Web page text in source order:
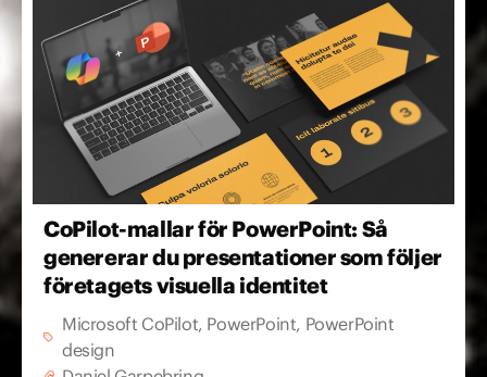
CoPilot-mallar för PowerPoint: Så
genererar du presentationer som följer
företagets visuella identitet
Microsoft CoPilot, PowerPoint, PowerPoint
design